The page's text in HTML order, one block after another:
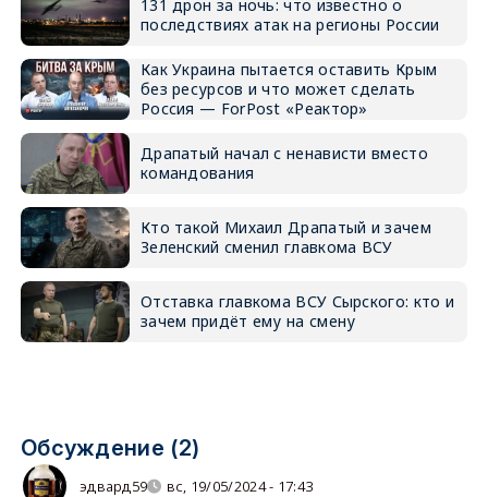
131 дрон за ночь: что известно о
последствиях атак на регионы России
Как Украина пытается оставить Крым
без ресурсов и что может сделать
Россия — ForPost «Реактор»
Драпатый начал с ненависти вместо
командования
Кто такой Михаил Драпатый и зачем
Зеленский сменил главкома ВСУ
Отставка главкома ВСУ Сырского: кто и
зачем придёт ему на смену
Обсуждение (2)
эдвард59 вс, 19/05/2024 - 17:43